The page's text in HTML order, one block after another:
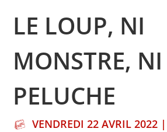
LE LOUP, NI
MONSTRE, NI
PELUCHE
VENDREDI 22 AVRIL 2022